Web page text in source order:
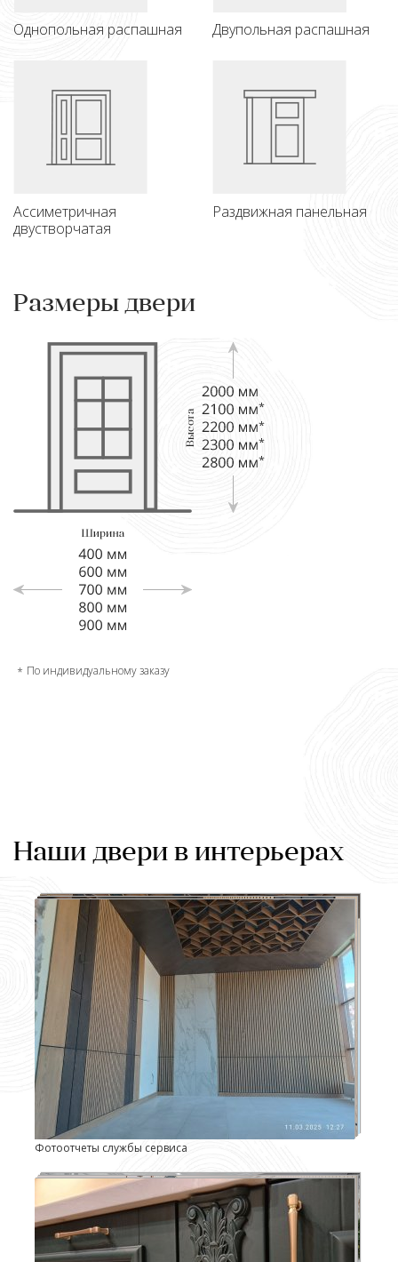
Однопольная распашная Двупольная распашная
Ассиметричная
двустворчатая
Раздвижная панельная
Размеры двери
По индивидуальному заказу
Наши двери в интерьерах
Фотоотчеты службы сервиса